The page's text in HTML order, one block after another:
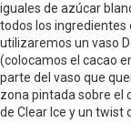
iguales de azúcar
todos los ingredientes
utilizaremos un vaso
(colocamos el cacao
parte del vaso que
zona pintada sobre el
de Clear Ice y un twist